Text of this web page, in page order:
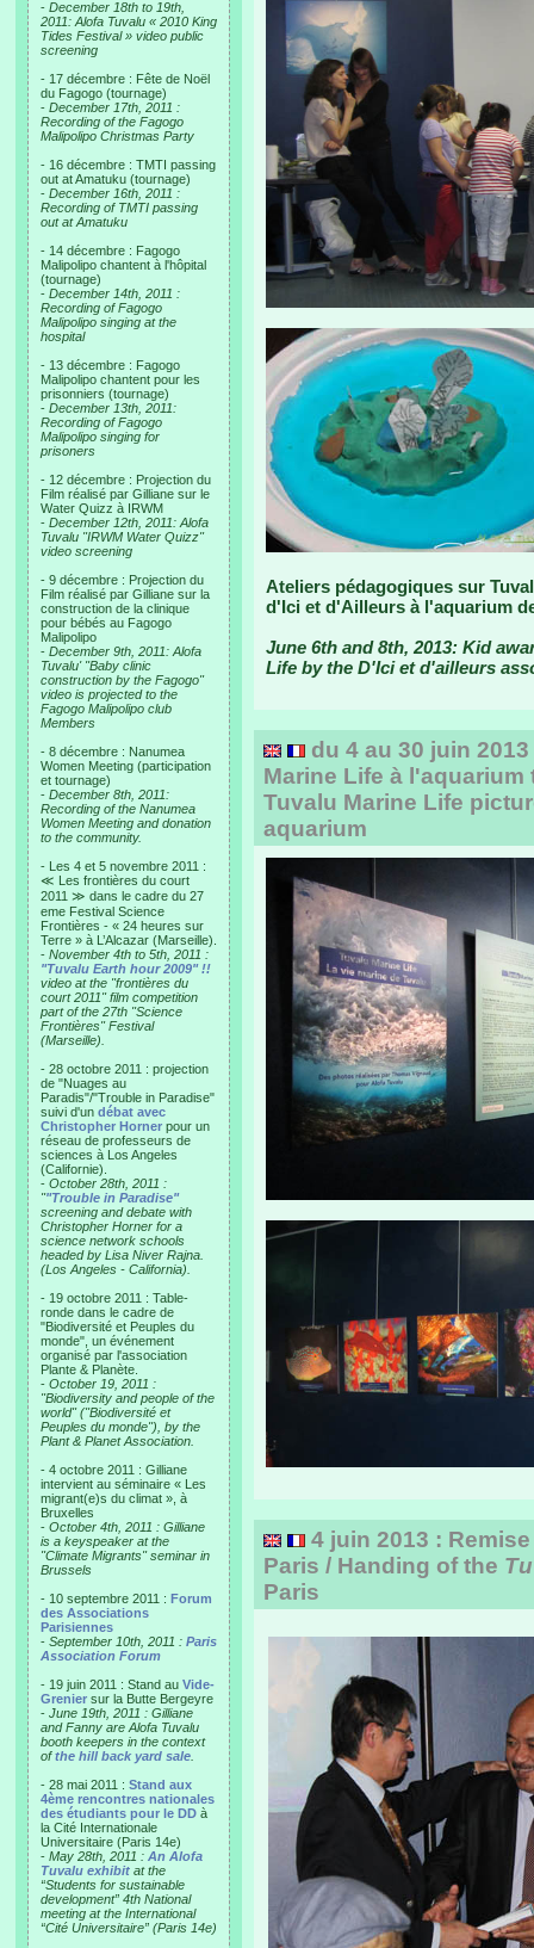
- December 18th to 19th,
2011: Alofa Tuvalu « 2010 King
Tides Festival » video public
screening
- 17 décembre : Fête de Noël
du Fagogo (tournage)
- December 17th, 2011 :
Recording of the Fagogo
Malipolipo Christmas Party
- 16 décembre : TMTI passing
out at Amatuku (tournage)
- December 16th, 2011 :
Recording of TMTI passing
out at Amatuku
- 14 décembre : Fagogo
Malipolipo chantent à l'hôpital
(tournage)
- December 14th, 2011 :
Recording of Fagogo
Malipolipo singing at the
hospital
- 13 décembre : Fagogo
Malipolipo chantent pour les
prisonniers (tournage)
- December 13th, 2011:
Recording of Fagogo
Malipolipo singing for
prisoners
- 12 décembre : Projection du
Film réalisé par Gilliane sur le
Water Quizz à IRWM
- December 12th, 2011: Alofa
Tuvalu "IRWM Water Quizz"
video screening
- 9 décembre : Projection du
Film réalisé par Gilliane sur la
construction de la clinique
pour bébés au Fagogo
Malipolipo
- December 9th, 2011: Alofa
Tuvalu' "Baby clinic
construction by the Fagogo"
video is projected to the
Fagogo Malipolipo club
Members
- 8 décembre : Nanumea
Women Meeting (participation
et tournage)
- December 8th, 2011:
Recording of the Nanumea
Women Meeting and donation
to the community.
- Les 4 et 5 novembre 2011 :
≪ Les frontières du court
2011 ≫ dans le cadre du 27
eme Festival Science
Frontières - « 24 heures sur
Terre » à L’Alcazar (Marseille).
- November 4th to 5th, 2011 :
"Tuvalu Earth hour 2009" !!
video at the "frontières du
court 2011" film competition
part of the 27th "Science
Frontières" Festival
(Marseille).
- 28 octobre 2011 : projection
de "Nuages au
Paradis"/"Trouble in Paradise"
suivi d'un débat avec
Christopher Horner pour un
réseau de professeurs de
sciences à Los Angeles
(Californie).
- October 28th, 2011 :
""Trouble in Paradise"
screening and debate with
Christopher Horner for a
science network schools
headed by Lisa Niver Rajna.
(Los Angeles - California).
- 19 octobre 2011 : Table-
ronde dans le cadre de
"Biodiversité et Peuples du
monde", un événement
organisé par l'association
Plante & Planète.
- October 19, 2011 :
"Biodiversity and people of the
world" ("Biodiversité et
Peuples du monde"), by the
Plant & Planet Association.
- 4 octobre 2011 : Gilliane
intervient au séminaire « Les
migrant(e)s du climat », à
Bruxelles
- October 4th, 2011 : Gilliane
is a keyspeaker at the
"Climate Migrants" seminar in
Brussels
- 10 septembre 2011 : Forum
des Associations
Parisiennes
- September 10th, 2011 : Paris
Association Forum
- 19 juin 2011 : Stand au Vide-
Grenier sur la Butte Bergeyre
- June 19th, 2011 : Gilliane
and Fanny are Alofa Tuvalu
booth keepers in the context
ofthe hill back yard sale
- 28 mai 2011 : Stand aux
4ème rencontres nationales
des étudiants pour le DD à
la Cité Internationale
Universitaire (Paris 14e)
- May 28th, 2011 : An Alofa
Tuvalu exhibit at the
“Students for sustainable
development” 4th National
meeting at the International
“Cité Universitaire” (Paris 14e)
Ateliers pédagogiques sur
d'Ici et d'Ailleurs à l'aquarium
June 6th and 8th, 2013: Kid
Life by the D'Ici et d'ailleurs
du 4 au 30 juin
Marine Life à
Tuvalu Marine Life
aquarium
4 juin 2013 :
Paris / Handing of the
Paris